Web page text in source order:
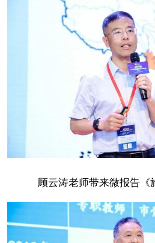
顾云涛老师带来微报告《